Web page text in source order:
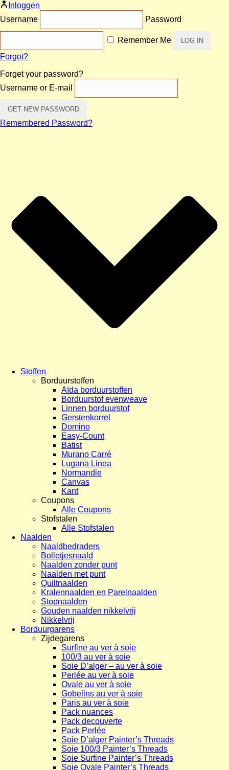
Inloggen
Username
Password
Remember Me
Forgot?
Forget your password?
Username or E-mail
Remembered Password?
Stoffen
Borduurstoffen
Aïda borduurstoffen
Borduurstof evenweave
Linnen borduurstof
Gerstenkorrel
Domino
Easy-Count
Batist
Murano Carré
Lugana Linea
Normandie
Canvas
Kant
Coupons
Alle Coupons
Stofstalen
Alle Stofstalen
Naalden
Naaldbedraders
Bolletjesnaald
Naalden zonder punt
Naalden met punt
Quiltnaalden
Kralennaalden en Parelnaalden
Stopnaalden
Gouden naalden nikkelvrij
Nikkelvrij
Borduurgarens
Zijdegarens
Surfine au ver à soie
100/3 au ver à soie
Soie D’alger – au ver à soie
Perlée au ver à soie
Ovale au ver à soie
Gobelins au ver à soie
Paris au ver à soie
Pack nuances
Pack decouverte
Pack Perlée
Soie D’alger Painter’s Threads
Soie 100/3 Painter’s Threads
Soie Surfine Painter’s Threads
Soie Ovale Painter’s Threads